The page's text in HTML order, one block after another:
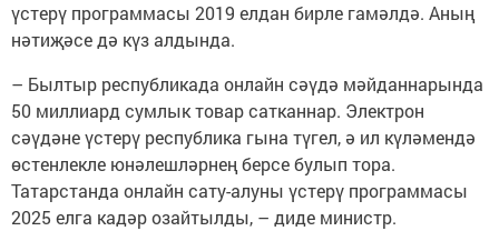
үстерү программасы 2019 елдан бирле гамәлдә. Аның
нәтиҗәсе дә күз алдында.
– Былтыр республикада онлайн сәүдә мәйданнарында
50 миллиард сумлык товар сатканнар. Электрон
сәүдәне үстерү республика гына түгел, ә ил күләмендә
өстенлекле юнәлешләрнең берсе булып тора.
Татарстанда онлайн сату-алуны үстерү программасы
2025 елга кадәр озайтылды, – диде министр.